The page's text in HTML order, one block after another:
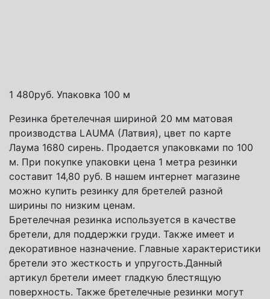
1 480руб. Упаковка 100 м
Резинка бретелечная шириной 20 мм матовая
производства LAUMA (Латвия), цвет по карте
Лаума 1680 сирень. Продается упаковками по 100
м. При покупке упаковки цена 1 метра резинки
составит 14,80 руб. В нашем интернет магазине
можно купить резинку для бретелей разной
ширины по низким ценам.
Бретелечная резинка используется в качестве
бретели, для поддержки груди. Также имеет и
декоративное назначение. Главные характеристики
бретели это жесткость и упругость.Данный
артикул бретели имеет гладкую блестящую
поверхность. Также бретелечные резинки могут